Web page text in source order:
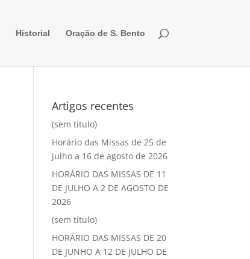
Historial Oração de S. Bento
Artigos recentes
(sem título)
Horário das Missas de 25 de
julho a 16 de agosto de 2026
HORÁRIO DAS MISSAS DE 11
DE JULHO A 2 DE AGOSTO DE
2026
(sem título)
HORÁRIO DAS MISSAS DE 20
DE JUNHO A 12 DE JULHO DE